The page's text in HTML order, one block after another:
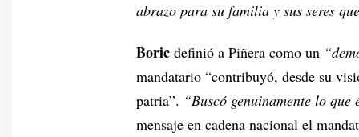
abrazo para su familia y sus seres
Boric definió a Piñera como un
mandatario “contribuyó, desde su
patria”. “Buscó genuinamente lo
mensaje en cadena nacional el